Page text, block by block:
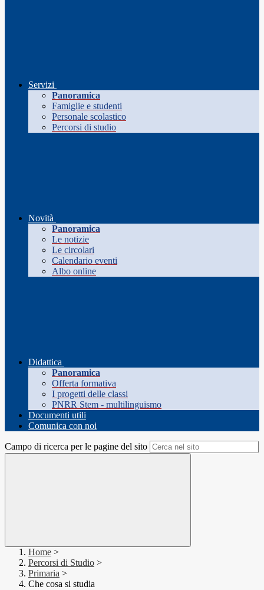
Servizi
Panoramica
Famiglie e studenti
Personale scolastico
Percorsi di studio
Novità
Panoramica
Le notizie
Le circolari
Calendario eventi
Albo online
Didattica
Panoramica
Offerta formativa
I progetti delle classi
PNRR Stem - multilinguismo
Documenti utili
Comunica con noi
Campo di ricerca per le pagine del sito
Home >
Percorsi di Studio >
Primaria >
Che cosa si studia